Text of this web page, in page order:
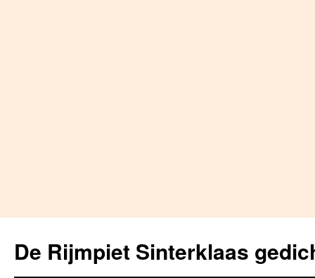
content
De Rijmpiet Sinterklaas